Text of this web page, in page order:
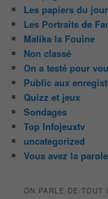
Les papiers du
Les Portraits de
Malika la Fouine
Non classé
On a testé pour
Public aux
Quizz et jeux
Sondages
Top Infojeuxtv
uncategorized
Vous avez la parole
ON PARLE DE TOUT